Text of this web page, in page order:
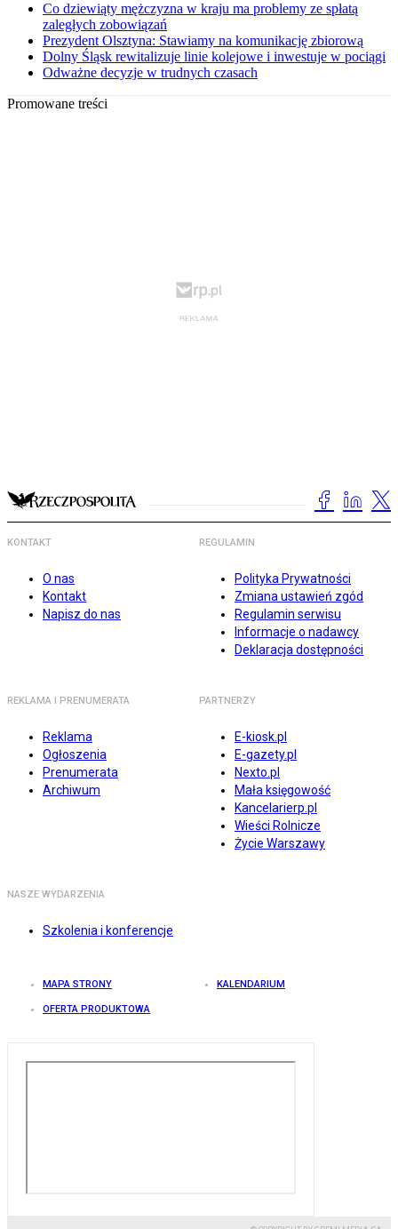
Co dziewiąty mężczyzna w kraju ma problemy ze spłatą
zaległych zobowiązań
Prezydent Olsztyna: Stawiamy na komunikację zbiorową
Dolny Śląsk rewitalizuje linie kolejowe i inwestuje w pociągi
Odważne decyzje w trudnych czasach
Promowane treści
KONTAKT
O nas
Kontakt
Napisz do nas
REGULAMIN
Polityka Prywatności
Zmiana ustawień zgód
Regulamin serwisu
Informacje o nadawcy
Deklaracja dostępności
REKLAMA I PRENUMERATA
Reklama
Ogłoszenia
Prenumerata
Archiwum
PARTNERZY
E-kiosk.pl
E-gazety.pl
Nexto.pl
Mała księgowość
Kancelarierp.pl
Wieści Rolnicze
Życie Warszawy
NASZE WYDARZENIA
Szkolenia i konferencje
MAPA STRONY KALENDARIUM
OFERTA PRODUKTOWA